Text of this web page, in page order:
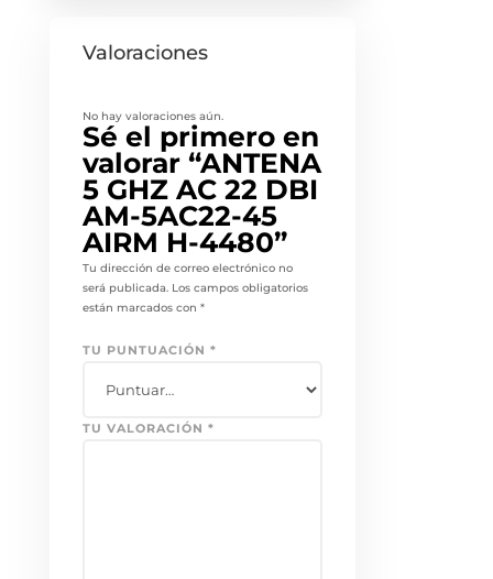
Valoraciones
No hay valoraciones aún.
Sé el primero en
valorar “ANTENA
5 GHZ AC 22 DBI
AM-5AC22-45
AIRM H-4480”
Tu dirección de correo electrónico no
será publicada. Los campos obligatorios
están marcados con *
TU PUNTUACIÓN *
TU VALORACIÓN *